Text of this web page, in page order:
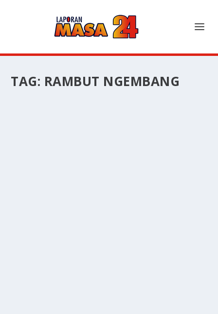
TAG: RAMBUT NGEMBANG